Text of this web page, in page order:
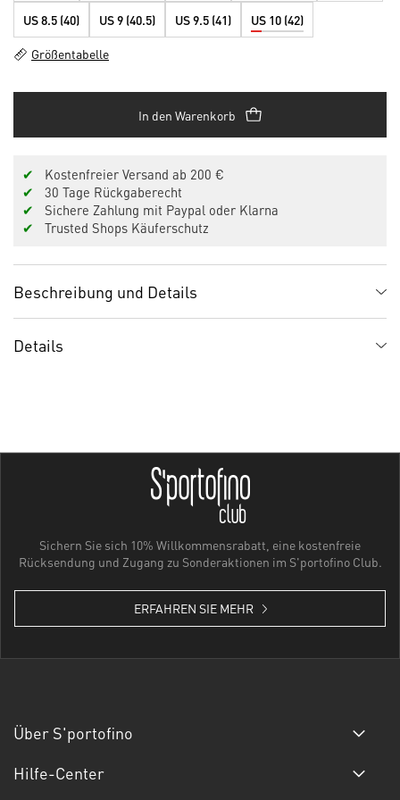
US 8.5 (40) US 9 (40.5) US 9.5 (41) US 10 (42)
Größentabelle
In den Warenkorb
✔
Kostenfreier Versand ab 200 €
✔
30 Tage Rückgaberecht
✔
Sichere Zahlung mit Paypal oder Klarna
✔
Trusted Shops Käuferschutz
Beschreibung und Details
Details
Sichern Sie sich 10% Willkommensrabatt, eine kostenfreie
Rücksendung und Zugang zu Sonderaktionen im S'portofino Club.
ERFAHREN SIE MEHR
Über S'portofino
Hilfe-Center